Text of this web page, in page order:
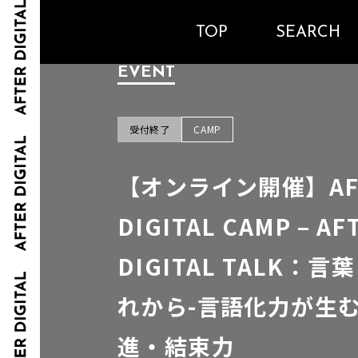
TOP SEARCH
EVENT
受付終了 CAMP
【オンライン開催】
DIGITAL CAMP –
DIGITAL TALK：言
れから-言語化力が生
進・結束力